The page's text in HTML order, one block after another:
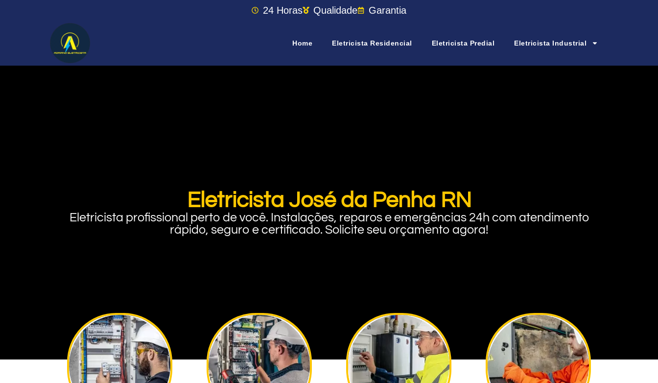
24 Horas Qualidade Garantia
Home Eletricista Residencial Eletricista Predial Eletricista Industrial
Eletricista José da Penha RN
Eletricista profissional perto de você. Instalações, reparos e emergências 24h com atendimento
rápido, seguro e certificado. Solicite seu orçamento agora!